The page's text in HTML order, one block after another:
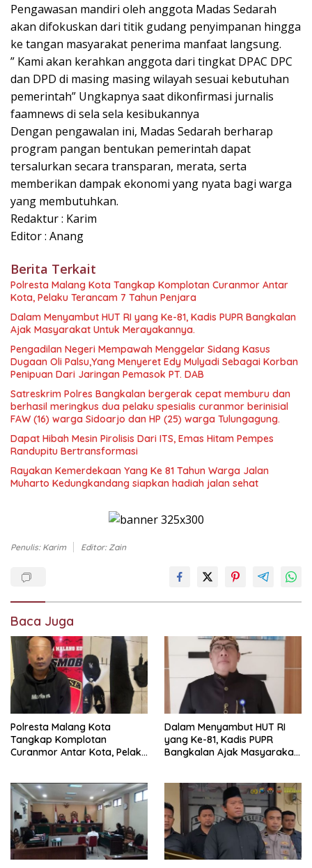
Pengawasan mandiri oleh anggota Madas Sedarah
akan difokuskan dari titik gudang penyimpanan hingga
ke tangan masyarakat penerima manfaat langsung.
” Kami akan kerahkan anggota dari tingkat DPAC DPC
dan DPD di masing masing wilayah sesuai kebutuhan
pemerintah” Ungkapnya saat dikonfirmasi jurnalis
faamnews di sela sela kesibukannya
Dengan pengawalan ini, Madas Sedarah berharap
program pangan bentukan pemerintah dapat
tersalurkan secara transparan, merata, serta
memberikan dampak ekonomi yang nyata bagi warga
yang membutuhkan.
Redaktur : Karim
Editor : Anang
Berita Terkait
Polresta Malang Kota Tangkap Komplotan Curanmor Antar
Kota, Pelaku Terancam 7 Tahun Penjara
Dalam Menyambut HUT RI yang Ke-81, Kadis PUPR Bangkalan
Ajak Masyarakat Untuk Merayakannya.
Pengadilan Negeri Mempawah Menggelar Sidang Kasus
Dugaan Oli Palsu,Yang Menyeret Edy Mulyadi Sebagai Korban
Penipuan Dari Jaringan Pemasok PT. DAB
Satreskrim Polres Bangkalan bergerak cepat memburu dan
berhasil meringkus dua pelaku spesialis curanmor berinisial
FAW (16) warga Sidoarjo dan HP (25) warga Tulungagung.
Dapat Hibah Mesin Pirolisis Dari ITS, Emas Hitam Pempes
Randupitu Bertransformasi
Rayakan Kemerdekaan Yang Ke 81 Tahun Warga Jalan
Muharto Kedungkandang siapkan hadiah jalan sehat
Penulis: Karim Editor: Zain
Baca Juga
Polresta Malang Kota
Tangkap Komplotan
Curanmor Antar Kota, Pelaku
Dalam Menyambut HUT RI
yang Ke-81, Kadis PUPR
Bangkalan Ajak Masyarakat